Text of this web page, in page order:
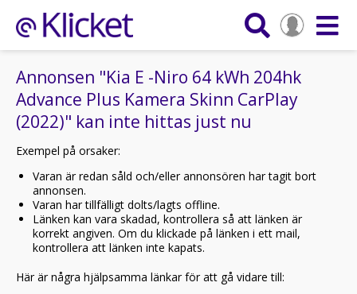
Annonsen "Kia E -Niro 64 kWh 204hk
Advance Plus Kamera Skinn CarPlay
(2022)" kan inte hittas just nu
Exempel på orsaker:
Varan är redan såld och/eller annonsören har tagit bort
annonsen.
Varan har tillfälligt dolts/lagts offline.
Länken kan vara skadad, kontrollera så att länken är
korrekt angiven. Om du klickade på länken i ett mail,
kontrollera att länken inte kapats.
Här är några hjälpsamma länkar för att gå vidare till: